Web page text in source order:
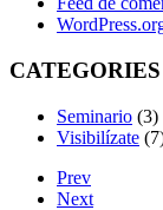
CATEGORIES
Seminario (3)
Visibilízate
Prev
Next